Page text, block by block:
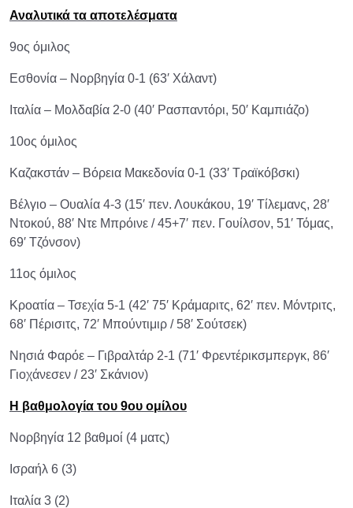
Αναλυτικά τα αποτελέσματα
9ος όμιλος
Εσθονία – Νορβηγία 0-1 (63′ Χάλαντ)
Ιταλία – Μολδαβία 2-0 (40′ Ρασπαντόρι, 50′ Καμπιάζο)
10ος όμιλος
Καζακστάν – Βόρεια Μακεδονία 0-1 (33′ Τραϊκόβσκι)
Βέλγιο – Ουαλία 4-3 (15′ πεν. Λουκάκου, 19′ Τίλεμανς, 28′
Ντοκού, 88′ Ντε Μπρόινε / 45+7′ πεν. Γουίλσον, 51′ Τόμας,
69′ Τζόνσον)
11ος όμιλος
Κροατία – Τσεχία 5-1 (42′ 75′ Κράμαριτς, 62′ πεν. Μόντριτς,
68′ Πέρισιτς, 72′ Μπούντιμιρ / 58′ Σούτσεκ)
Νησιά Φαρόε – Γιβραλτάρ 2-1 (71′ Φρεντέρικσμπεργκ, 86′
Γιοχάνεσεν / 23′ Σκάνιον)
Η βαθμολογία του 9ου ομίλου
Νορβηγία 12 βαθμοί (4 ματς)
Ισραήλ 6 (3)
Ιταλία 3 (2)